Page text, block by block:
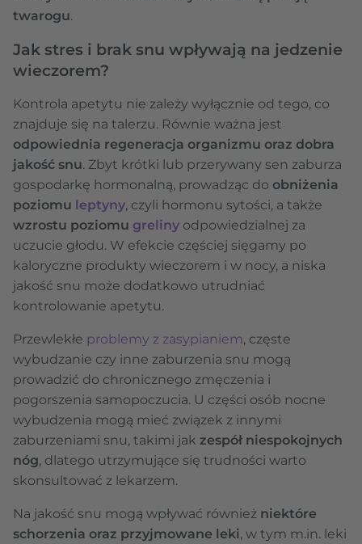
twarogu.
Jak stres i brak snu wpływają na jedzenie
wieczorem?
Kontrola apetytu nie zależy wyłącznie od tego, co
znajduje się na talerzu. Równie ważna jest
odpowiednia regeneracja organizmu oraz dobra
jakość snu. Zbyt krótki lub przerywany sen zaburza
gospodarkę hormonalną, prowadząc do obniżenia
poziomu leptyny, czyli hormonu sytości, a także
wzrostu poziomu greliny odpowiedzialnej za
uczucie głodu. W efekcie częściej sięgamy po
kaloryczne produkty wieczorem i w nocy, a niska
jakość snu może dodatkowo utrudniać
kontrolowanie apetytu.
Przewlekłe problemy z zasypianiem, częste
wybudzanie czy inne zaburzenia snu mogą
prowadzić do chronicznego zmęczenia i
pogorszenia samopoczucia. U części osób nocne
wybudzenia mogą mieć związek z innymi
zaburzeniami snu, takimi jak zespół niespokojnych
nóg, dlatego utrzymujące się trudności warto
skonsultować z lekarzem.
Na jakość snu mogą wpływać również niektóre
schorzenia oraz przyjmowane leki, w tym m.in. leki